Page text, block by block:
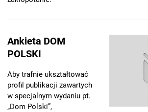
Ankieta DOM
POLSKI
Aby trafnie ukształtować
profil publikacji zawartych
w specjalnym wydaniu pt.
„Dom Polski”,